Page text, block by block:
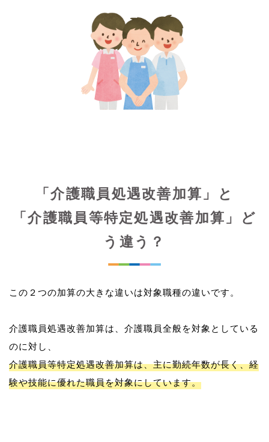
「介護職員処遇改善加算」と
「介護職員等特定処遇改善加算」ど
う違う？
この２つの加算の大きな違いは対象職種の違いです。
介護職員処遇改善加算は、介護職員全般を対象としている
介護職員等特定処遇改善加算は、主に勤続年数が長く、経
験や技能に優れた職員を対象にしています。